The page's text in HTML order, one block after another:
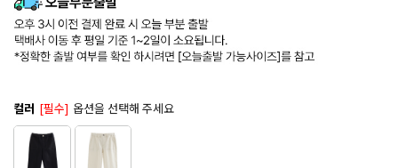
컬러 [필수] 옵션을 선택해 주세요